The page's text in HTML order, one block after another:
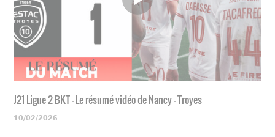
J21 Ligue 2 BKT - Le résumé vidéo de Nancy - Troyes
10/02/2026